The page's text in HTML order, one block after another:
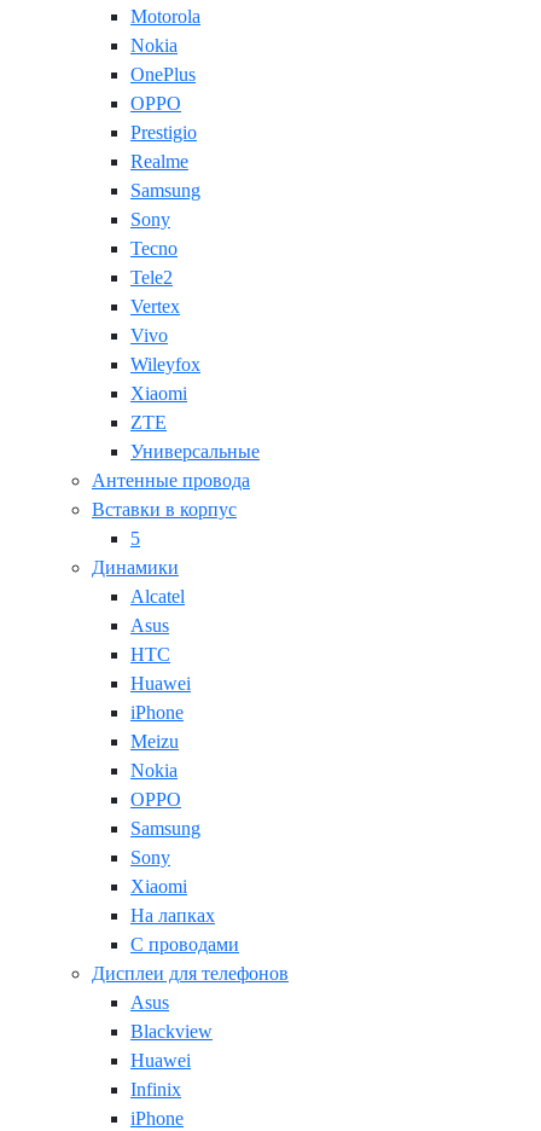
Motorola
Nokia
OnePlus
OPPO
Prestigio
Realme
Samsung
Sony
Tecno
Tele2
Vertex
Vivo
Wileyfox
Xiaomi
ZTE
Универсальные
Антенные провода
Вставки в корпус
5
Динамики
Alcatel
Asus
HTC
Huawei
iPhone
Meizu
Nokia
OPPO
Samsung
Sony
Xiaomi
На лапках
С проводами
Дисплеи для телефонов
Asus
Blackview
Huawei
Infinix
iPhone